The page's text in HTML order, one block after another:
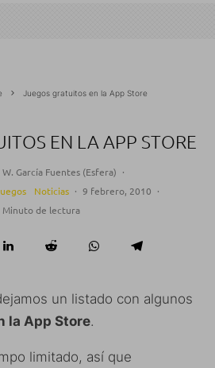
Juegos gratuitos en la App Store
EN LA APP STORE
García Fuentes (Esfera) ·
Noticias · 9 febrero, 2010 ·
Minuto de lectura
un listado con algunos
la App Store.
limitado, así que